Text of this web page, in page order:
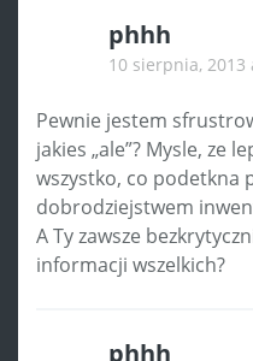
phhh
10 sierpnia, 2013
Pewnie jestem
jakies „ale”? Mysle, ze
wszystko, co podetkna
dobrodziejstwem
A Ty zawsze
informacji wszelkich?
phhh